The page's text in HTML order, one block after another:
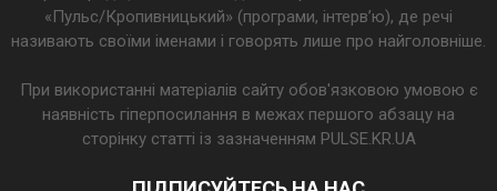
«Пульс/Кропивницький» (програми, інтерв’ю), де речі
називають своїми іменами і говорять лише про найголовніше.
При використанні матеріалів сайту обов'язковою умовою є
наявність гіперпосилання в межах першого абзацу на
сторінку статті із зазначенням PULSE.KR.UA